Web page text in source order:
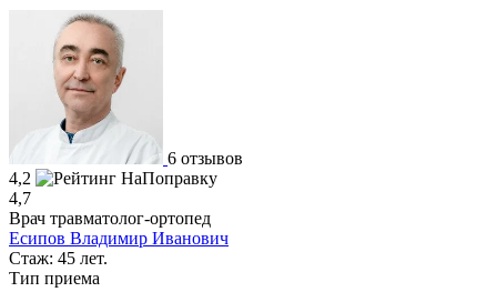
6 отзывов
4,2
4,7
Врач травматолог-ортопед
Есипов Владимир Иванович
Стаж: 45 лет.
Тип приема